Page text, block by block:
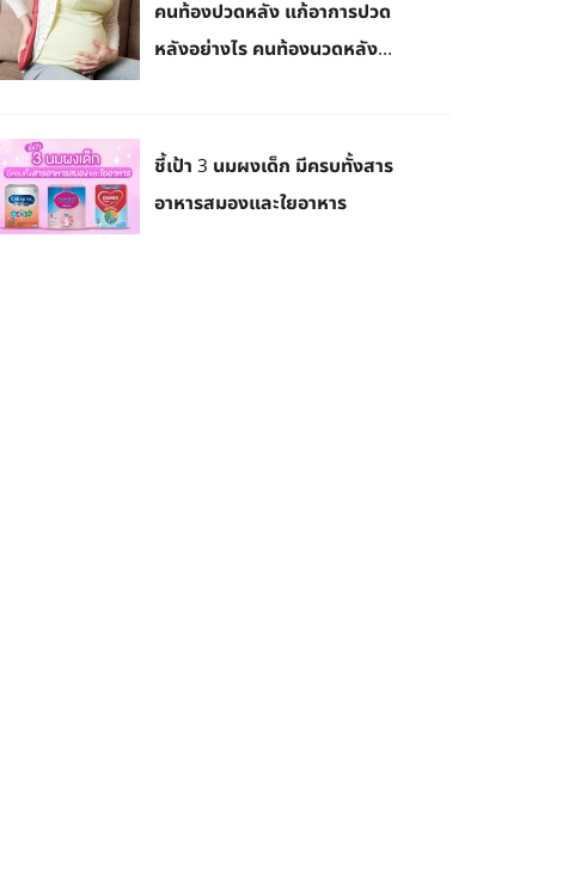
คนท้องปวดหลัง แก้อาการปวด
หลังอย่างไร คนท้องนวดหลัง...
ชี้เป้า 3 นมผงเด็ก มีครบทั้งสาร
อาหารสมองและใยอาหาร